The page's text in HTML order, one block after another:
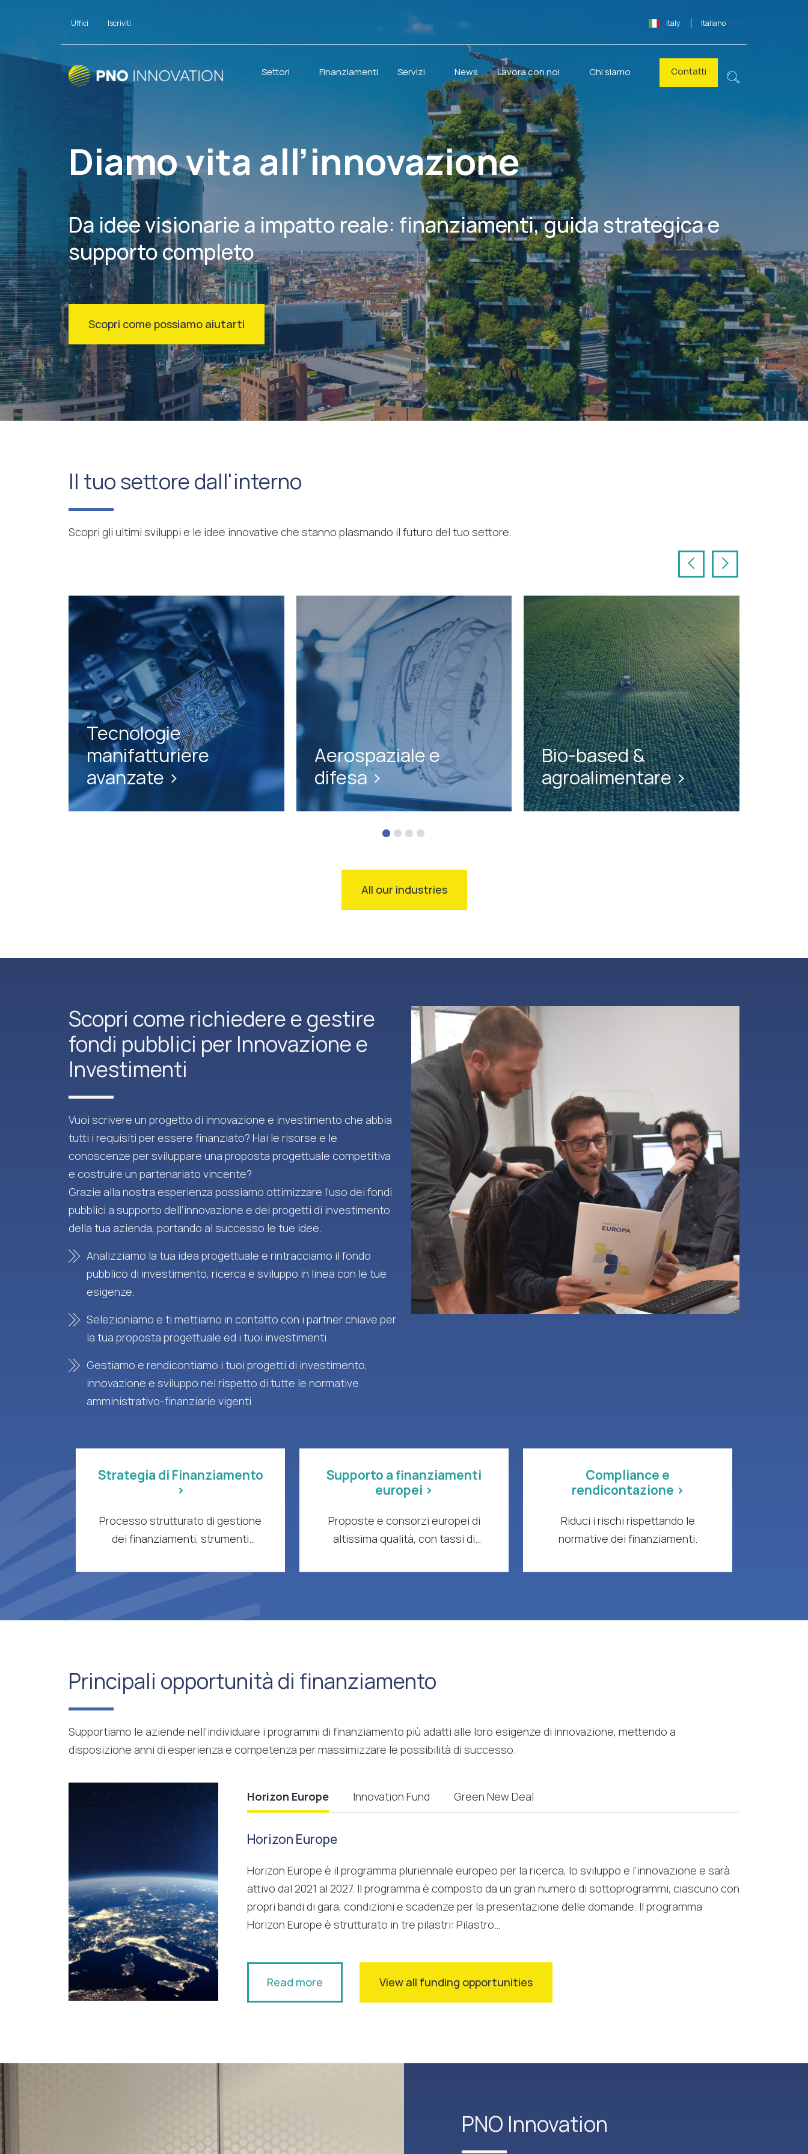
Uffici Iscriviti Italy Italiano
Settori Finanziamenti Servizi News Lavora con noi Chi siamo Contatti
Diamo vita all’innovazione
Da idee visionarie a impatto reale: finanziamenti, guida strategica e
supporto completo
Scopri come possiamo aiutarti
Il tuo settore dall'interno
Scopri gli ultimi sviluppi e le idee innovative che stanno plasmando il futuro del tuo settore.
Previous
Tecnologie
manifatturiere
avanzate >
Aerospaziale e
difesa >
Bio-based &
agroalimentare >
All our industries
Scopri come richiedere e gestire
fondi pubblici per Innovazione e
Investimenti
Vuoi scrivere un progetto di innovazione e investimento che abbia
tutti i requisiti per essere finanziato? Hai le risorse e le
conoscenze per sviluppare una proposta progettuale competitiva
e costruire un partenariato vincente?
Grazie alla nostra esperienza possiamo ottimizzare l’uso dei fondi
pubblici a supporto dell’innovazione e dei progetti di investimento
della tua azienda, portando al successo le tue idee.
Analizziamo la tua idea progettuale e rintracciamo il fondo
pubblico di investimento, ricerca e sviluppo in linea con le tue
esigenze.
Selezioniamo e ti mettiamo in contatto con i partner chiave per
la tua proposta progettuale ed i tuoi investimenti
Gestiamo e rendicontiamo i tuoi progetti di investimento,
innovazione e sviluppo nel rispetto di tutte le normative
amministrativo-finanziarie vigenti
Strategia di Finanziamento
>
Processo strutturato di gestione
dei finanziamenti, strumenti
aziende e organizzazioni di ricerca
Supporto a finanziamenti
europei >
Proposte e consorzi europei di
altissima qualità, con tassi di
concreto.
Compliance e
rendicontazione >
Riduci i rischi rispettando le
normative dei finanziamenti.
Principali opportunità di finanziamento
Supportiamo le aziende nell’individuare i programmi di finanziamento più adatti alle loro esigenze di innovazione, mettendo a
disposizione anni di esperienza e competenza per massimizzare le possibilità di successo.
Horizon Europe Innovation Fund Green New Deal
Horizon Europe
Horizon Europe è il programma pluriennale europeo per la ricerca, lo sviluppo e l’innovazione e sarà
attivo dal 2021 al 2027. Il programma è composto da un gran numero di sottoprogrammi, ciascuno con
propri bandi di gara, condizioni e scadenze per la presentazione delle domande. Il programma
Horizon Europe è strutturato in tre pilastri: Pilastro…
Read more View all funding opportunities
PNO Innovation